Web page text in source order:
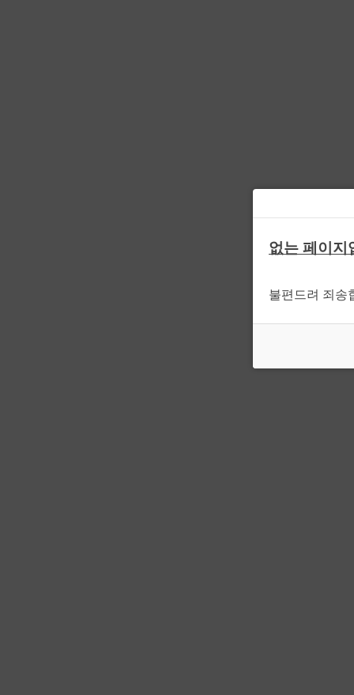
없는 페이지
불편드려 죄송